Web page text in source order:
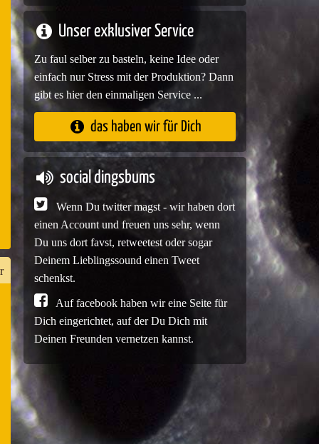
Unser exklusiver Service
Zu faul selber zu basteln, keine Idee oder
einfach nur Stress mit der Produktion? Dann
gibt es hier den einmaligen Service ...
das haben wir für Dich
social dingsbums
Wenn Du twitter magst - wir haben dort
einen Account und freuen uns sehr, wenn
Du uns dort favst, retweetest oder sogar
Deinem Lieblingssound einen Tweet
schenkst.
Auf facebook haben wir eine Seite für
Dich eingerichtet, auf der Du Dich mit
Deinen Freunden vernetzen kannst.